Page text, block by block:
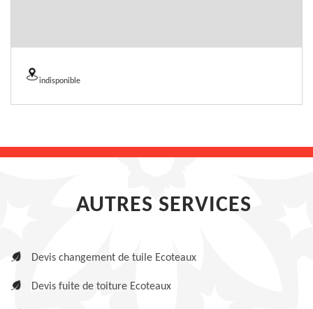
indisponible
AUTRES SERVICES
Devis changement de tuile Ecoteaux
Devis fuite de toiture Ecoteaux